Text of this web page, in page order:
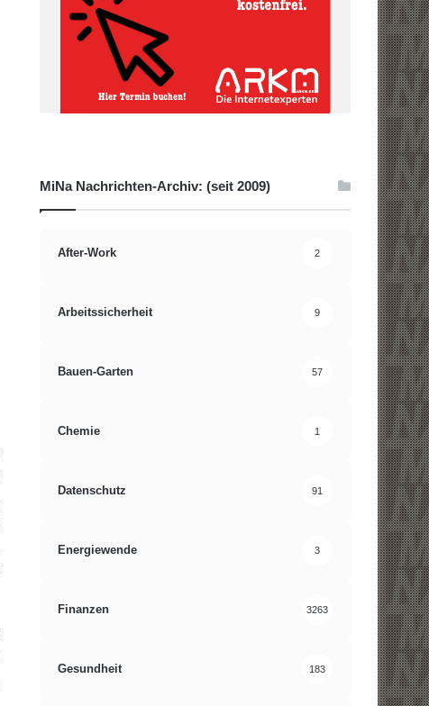
MiNa Nachrichten-Archiv: (seit 2009)
After-Work 2
Arbeitssicherheit 9
Bauen-Garten 57
Chemie 1
Datenschutz 91
Energiewende 3
Finanzen 3263
Gesundheit 183